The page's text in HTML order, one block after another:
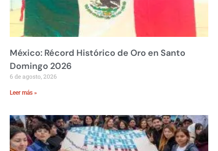
México: Récord Histórico de Oro en Santo
Domingo 2026
6 de agosto, 2026
Leer más »